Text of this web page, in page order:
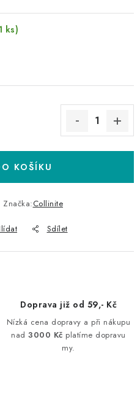
ks)
KOŠÍKU
Značka:Collinite
Sdílet
Doprava již od 59,- Kč
Nízká cena dopravy a při nákupu
nad3000 Kč platíme dopravu
my.